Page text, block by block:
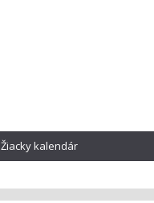
Žiacky kalendár